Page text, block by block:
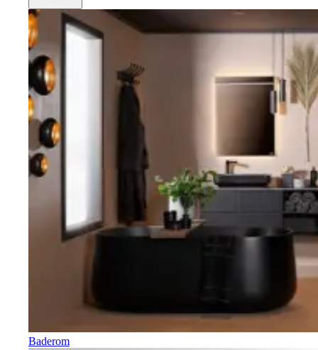
Baderom